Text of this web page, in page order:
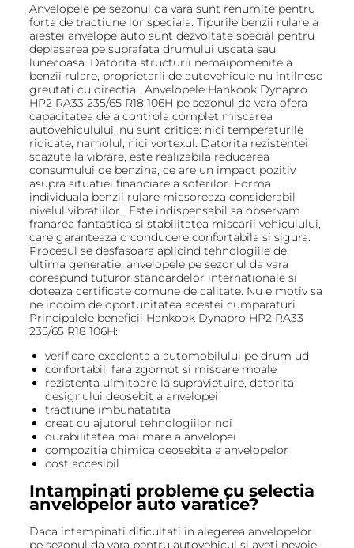
Anvelopele pe sezonul da vara sunt renumite pentru
forta de tractiune lor speciala. Tipurile benzii rulare a
aiestei anvelope auto sunt dezvoltate special pentru
deplasarea pe suprafata drumului uscata sau
lunecoasa. Datorita structurii nemaipomenite a
benzii rulare, proprietarii de autovehicule nu intilnesc
greutati cu directia . Anvelopele Hankook Dynapro
HP2 RA33 235/65 R18 106H pe sezonul da vara ofera
capacitatea de a controla complet miscarea
autovehiculului, nu sunt critice: nici temperaturile
ridicate, namolul, nici vortexul. Datorita rezistentei
scazute la vibrare, este realizabila reducerea
consumului de benzina, ce are un impact pozitiv
asupra situatiei financiare a soferilor. Forma
individuala benzii rulare micsoreaza considerabil
nivelul vibratiilor . Este indispensabil sa observam
franarea fantastica si stabilitatea miscarii vehiculului,
care garanteaza o conducere confortabila si sigura.
Procesul se desfasoara aplicind tehnologiile de
ultima generatie, anvelopele pe sezonul da vara
corespund tuturor standardelor internationale si
doteaza certificate comune de calitate. Nu e motiv sa
ne indoim de oportunitatea acestei cumparaturi.
Principalele beneficii Hankook Dynapro HP2 RA33
235/65 R18 106H:
verificare excelenta a automobilului pe drum ud
confortabil, fara zgomot si miscare moale
rezistenta uimitoare la supravietuire, datorita
designului deosebit a anvelopei
tractiune imbunatatita
creat cu ajutorul tehnologiilor noi
durabilitatea mai mare a anvelopei
compozitia chimica deosebita a anvelopelor
cost accesibil
Intampinati probleme cu selectia
anvelopelor auto varatice?
Daca intampinati dificultati in alegerea anvelopelor
pe sezonul da vara pentru autovehicul si aveti nevoie